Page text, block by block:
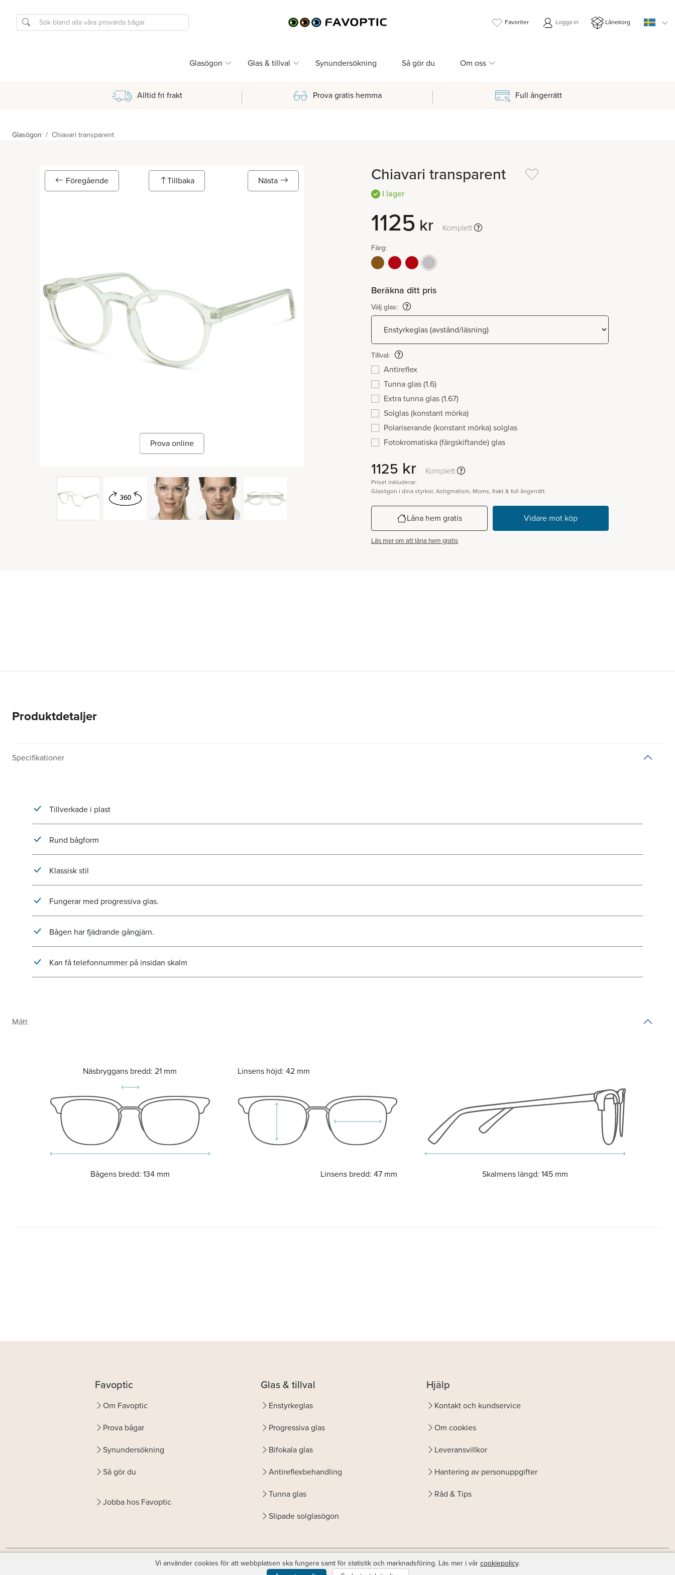
Favoriter Logga in Lånekorg
Glasögon Glas & tillval Synundersökning Så gör du Om oss
Alltid fri frakt Prova gratis hemma Full ångerrätt
Glasögon Chiavari transparent
Föregående Tillbaka Nästa
Prova online
Chiavari transparent
I lager
1125 kr Komplett
Färg:
Beräkna ditt pris
Välj glas:
Tillval:
Antireflex
Tunna glas (1.6)
Extra tunna glas (1.67)
Solglas (konstant mörka)
Polariserande (konstant mörka) solglas
Fotokromatiska (färgskiftande) glas
1125 kr Komplett
Priset inkluderar:
Glasögon i dina styrkor, Astigmatism, Moms, frakt & full ångerrätt
Låna hem gratis
Läs mer om att låna hem gratis
Produktdetaljer
Specifikationer
Tillverkade i plast
Rund bågform
Klassisk stil
Fungerar med progressiva glas.
Bågen har fjädrande gångjärn.
Kan få telefonnummer på insidan skalm
Mått
Näsbryggans bredd: 21 mm
Bågens bredd: 134 mm
Linsens höjd: 42 mm
Linsens bredd: 47 mm Skalmens längd: 145 mm
Favoptic
Om Favoptic
Prova bågar
Synundersökning
Så gör du
Jobba hos Favoptic
Glas & tillval
Enstyrkeglas
Progressiva glas
Bifokala glas
Antireflexbehandling
Tunna glas
Slipade solglasögon
Hjälp
Kontakt och kundservice
Om cookies
Leveransvillkor
Hantering av personuppgifter
Råd & Tips
© CopyrightFavoptic. support@favoptic.com
Vi använder cookies för att webbplatsen ska fungera samt för statistik och marknadsföring. Läs mer i vårcookiepolicy.